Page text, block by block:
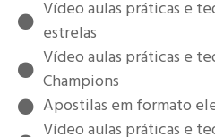
Vídeo aulas práticas e
estrelas
Vídeo aulas práticas e
Champions
Apostilas em formato
Vídeo aulas práticas e